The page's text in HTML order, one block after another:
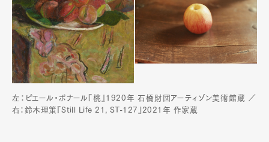
左：ピエール・ボナール『桃』1920年 石橋財団アーティゾン美術館蔵 ／
右：鈴木理策『Still Life 21, ST-127』2021年 作家蔵